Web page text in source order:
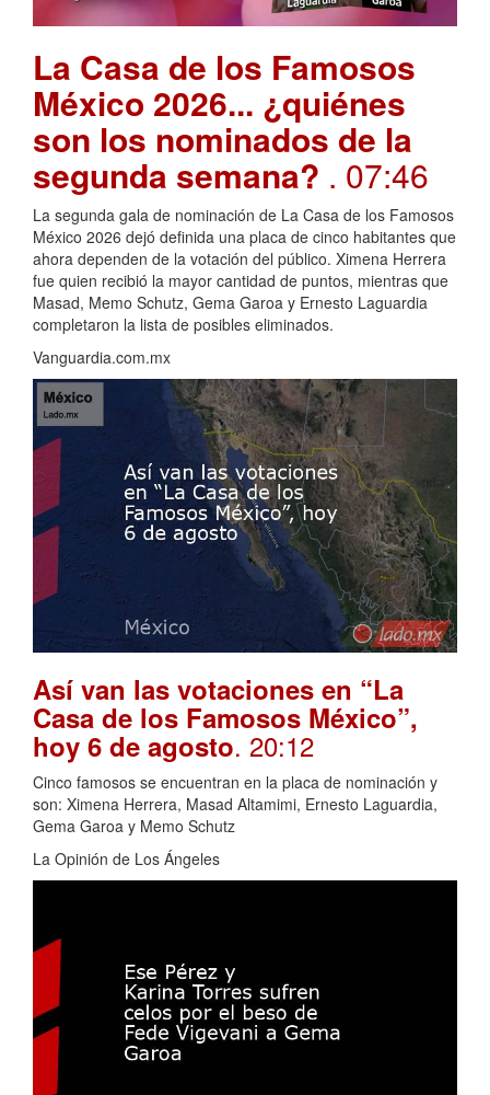
La Casa de los Famosos
México 2026... ¿quiénes
son los nominados de la
segunda semana? . 07:46
La segunda gala de nominación de La Casa de los Famosos
México 2026 dejó definida una placa de cinco habitantes que
ahora dependen de la votación del público. Ximena Herrera
fue quien recibió la mayor cantidad de puntos, mientras que
Masad, Memo Schutz, Gema Garoa y Ernesto Laguardia
completaron la lista de posibles eliminados.
Vanguardia.com.mx
Así van las votaciones en “La
Casa de los Famosos México”,
hoy 6 de agosto. 20:12
Cinco famosos se encuentran en la placa de nominación y
son: Ximena Herrera, Masad Altamimi, Ernesto Laguardia,
Gema Garoa y Memo Schutz
La Opinión de Los Ángeles